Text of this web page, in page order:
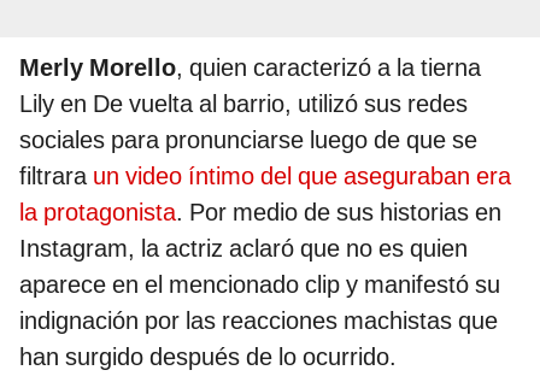
Merly Morello, quien caracterizó a la tierna
Lily en De vuelta al barrio, utilizó sus redes
sociales para pronunciarse luego de que se
filtrara un video íntimo del que aseguraban era
la protagonista. Por medio de sus historias en
Instagram, la actriz aclaró que no es quien
aparece en el mencionado clip y manifestó su
indignación por las reacciones machistas que
han surgido después de lo ocurrido.